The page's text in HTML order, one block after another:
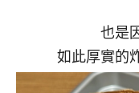
也是
如此厚實的